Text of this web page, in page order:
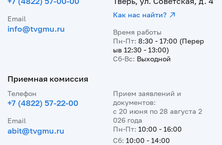
Email
info@tvgmu.ru
Как нас найти?
Время работы
Пн-Пт: 8:30 - 17:00 (Перер
ыв 12:30 - 13:00)
Сб-Вс: Выходной
Приемная комиссия
Телефон
+7 (4822) 57-22-00
Email
abit@tvgmu.ru
Прием заявлений и
документов:
с 20 июня по 28 августа 2
026 года
Пн-Пт: 10:00 - 16:00
Сб: 10:00 - 14:00